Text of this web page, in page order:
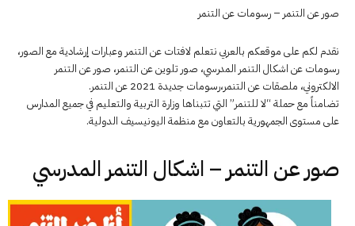
صور عن التنمر – رسومات عن التنمر
نقدم لكم على موقعكم بالعربي نتعلم لافتات عن التنمر وعبارات إرشادية مع الصور،
رسومات عن اشكال التنمر المدرسي، صور تلوين عن التنمر، صور عن التنمر
الالكتروني، ملصقات عن التنمر،رسومات جديدة 2021 عن التنمر.
تضامناً مع حملة “لا للتنمر” التي تتبناها وزارة التربية والتعليم في جميع المدارس
على مستوى الجمهورية بالتعاون مع منظمة اليونيسيف الدولية.
صور عن التنمر – اشكال التنمر المدرسي